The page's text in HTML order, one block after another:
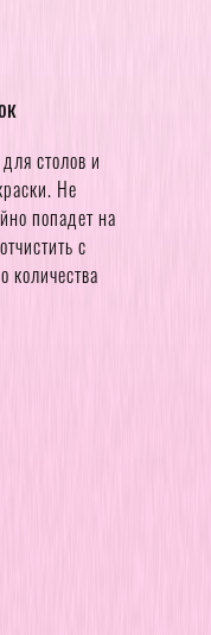
столов и
Не
попадет на
с
количества